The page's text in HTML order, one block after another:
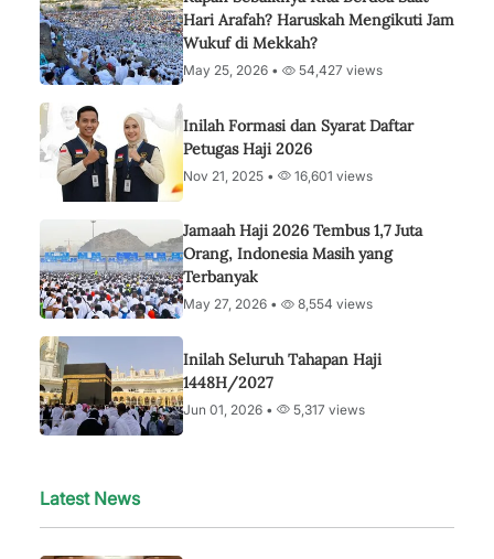
Hari Arafah? Haruskah Mengikuti Jam
Wukuf di Mekkah?
May 25, 2026 • 54,427 views
Inilah Formasi dan Syarat Daftar
Petugas Haji 2026
Nov 21, 2025 • 16,601 views
Jamaah Haji 2026 Tembus 1,7 Juta
Orang, Indonesia Masih yang
Terbanyak
May 27, 2026 • 8,554 views
Inilah Seluruh Tahapan Haji
1448H/2027
Jun 01, 2026 • 5,317 views
Latest News